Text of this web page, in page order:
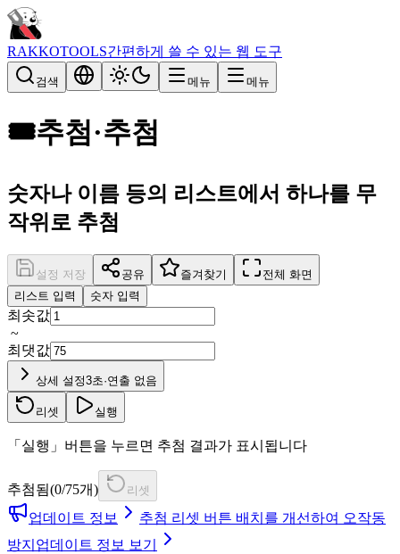
RAKKOTOOLS간편하게 쓸 수 있는 웹 도구
검색 메뉴 메뉴
🎟️추첨·추첨
숫자나 이름 등의 리스트에서 하나를 무
작위로 추첨
설정 저장 공유 즐겨찾기
전체 화면
리스트 입력
숫자 입력
최솟값
~
최댓값
상세 설정3초·연출 없음
리셋 실행
「실행」버튼을 누르면 추첨 결과가 표시됩니다
추첨됨(0/75개) 리셋
업데이트 정보
추첨 리셋 버튼 배치를 개선하여 오작동
방지 업데이트 정보 보기